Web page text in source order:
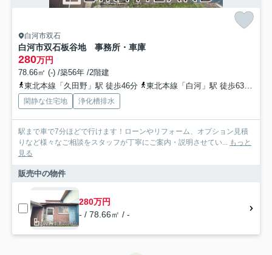
白河市双石
白河市双石板谷地 事務所・車庫
280万円
78.66㎡ (-) /築56年 /2階建
東北本線「久田野」駅 徒歩46分
東北本線「白河」駅 徒歩63分
閑静な住宅地 浄化槽排水
駅まで車で7分ほどで行けます！ローンやリフォーム、オプション見積
りなど様々なご相談をスタッフが丁寧にご案内・説明させてい... もっと
見る
販売中の物件
280万円
- / 78.66㎡ / -